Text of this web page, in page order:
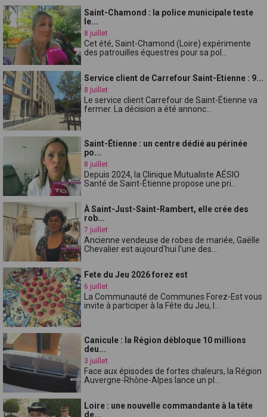
Saint-Chamond : la police municipale teste
le...
8 juillet
Cet été, Saint-Chamond (Loire) expérimente
des patrouilles équestres pour sa pol...
Service client de Carrefour Saint-Etienne : 9...
8 juillet
Le service client Carrefour de Saint-Étienne va
fermer. La décision a été annonc...
Saint-Étienne : un centre dédié au périnée
po...
8 juillet
Depuis 2024, la Clinique Mutualiste AÉSIO
Santé de Saint-Étienne propose une pri...
À Saint-Just-Saint-Rambert, elle crée des
rob...
7 juillet
Ancienne vendeuse de robes de mariée, Gaëlle
Chevalier est aujourd'hui l'une des...
Fete du Jeu 2026 forez est
6 juillet
La Communauté de Communes Forez-Est vous
invite à participer à la Fête du Jeu, l...
Canicule : la Région débloque 10 millions
deu...
3 juillet
Face aux épisodes de fortes chaleurs, la Région
Auvergne-Rhône-Alpes lance un pl...
Loire : une nouvelle commandante à la tête
de...